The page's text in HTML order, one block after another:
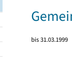
bis 31.03.1999